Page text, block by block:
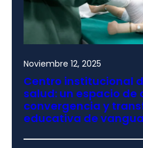
Noviembre 12, 2025
Centro institucional
salud: un espacio de
convergencia y
educativa de